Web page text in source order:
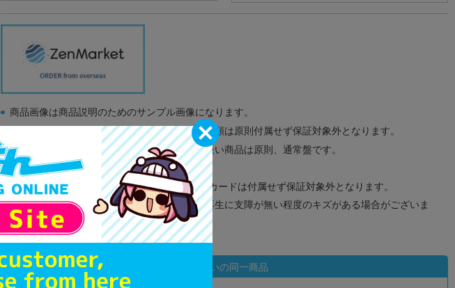
商品画像は商品説明のためのサンプル画像になります。
販促物、書籍の帯やぬいぐるみのタグ、コード類は原則付属せず保証対象外となります。
商品名や備考欄に特別な記載が無い限り取り扱い商品は原則、通常盤です。
「電池」は原則として保証対象外となります。
ゲーム機本体には、SDカードなどのメモリーカードは付属せず保証対象外となります。
ディスク類の読み取り面のキズに関しまして再生に支障が無い程度のキズがある場合がございま
す。
※詳細につきましてはコチラ
状態違いの同一商品